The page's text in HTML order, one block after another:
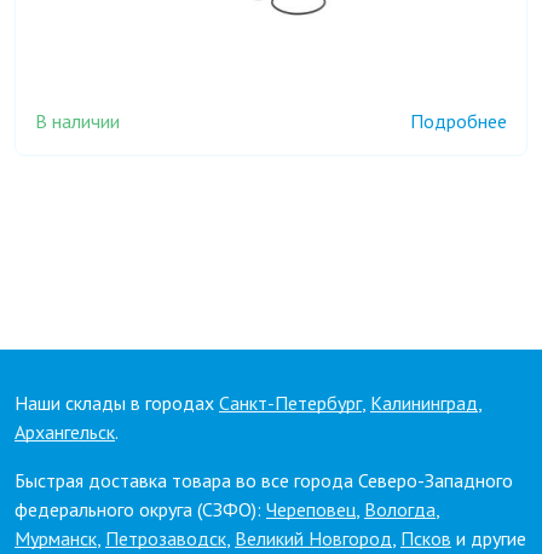
В наличии Подробнее
Наши склады в городах Санкт-Петербург, Калининград,
Архангельск.
Быстрая доставка товара во все города Северо-Западного
федерального округа (СЗФО): Череповец, Вологда,
Мурманск, Петрозаводск, Великий Новгород, Псков и другие